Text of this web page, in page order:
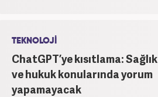
TEKNOLOJİ
ChatGPT’ye kısıtlama: Sağlık
ve hukuk konularında yorum
yapamayacak